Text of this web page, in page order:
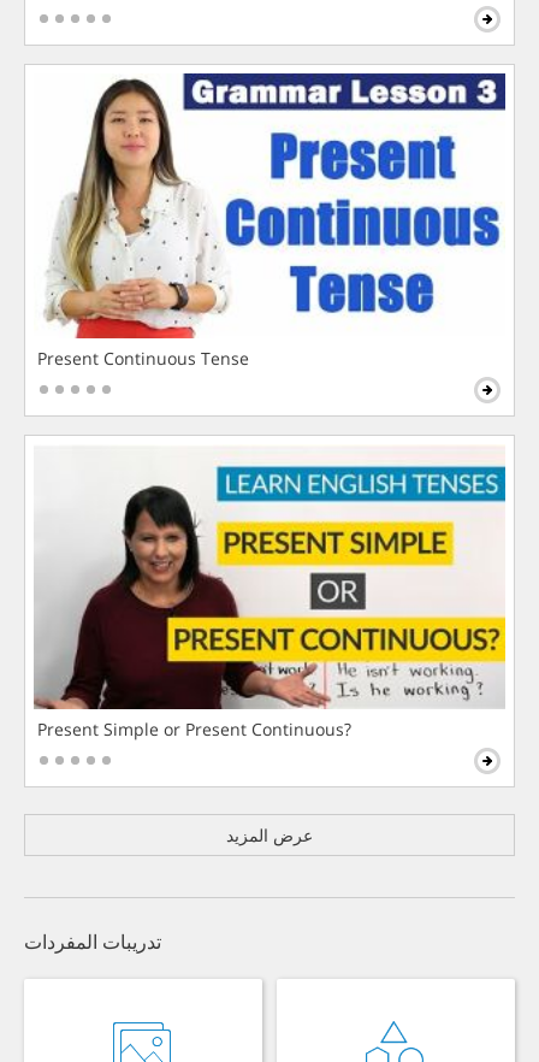
Present Continuous Tense
Present Simple or Present Continuous?
عرض المزيد
تدريبات المفردات